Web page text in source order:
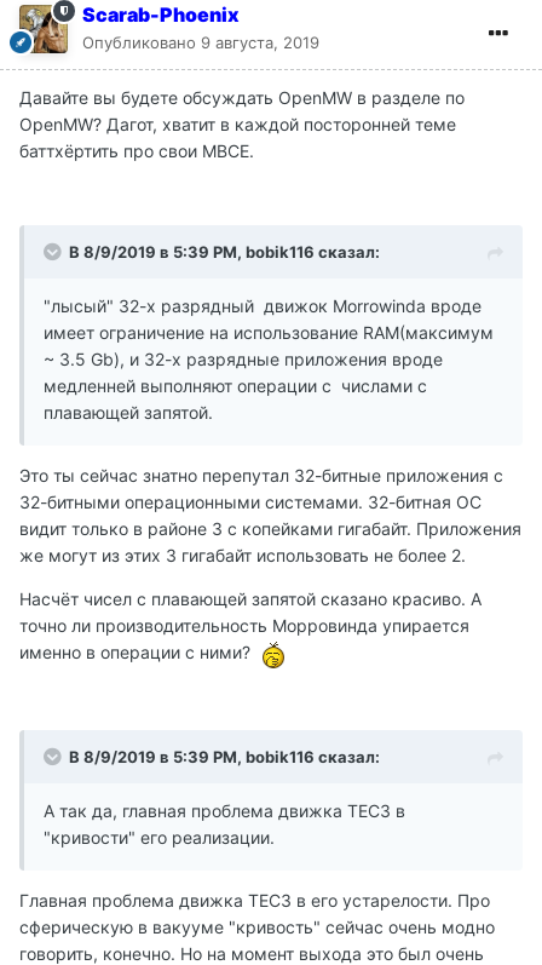
Scarab-Phoenix
Опубликовано 9 августа, 2019
Давайте вы будете обсуждать OpenMW в разделе по
OpenMW? Дагот, хватит в каждой посторонней теме
баттхёртить про свои МВСЕ.
В 8/9/2019 в 5:39 PM, bobik116 сказал:
"лысый" 32-х разрядный движок Morrowindа вроде
имеет ограничение на использование RAM(максимум
~ 3.5 Gb), и 32-х разрядные приложения вроде
медленней выполняют операции с числами с
плавающей запятой.
Это ты сейчас знатно перепутал 32-битные приложения с
32-битными операционными системами. 32-битная ОС
видит только в районе 3 с копейками гигабайт. Приложения
же могут из этих 3 гигабайт использовать не более 2.
Насчёт чисел с плавающей запятой сказано красиво. А
точно ли производительность Морровинда упирается
именно в операции с ними?
В 8/9/2019 в 5:39 PM, bobik116 сказал:
А так да, главная проблема движка ТЕС3 в
"кривости" его реализации.
Главная проблема движка ТЕС3 в его устарелости. Про
сферическую в вакууме "кривость" сейчас очень модно
говорить, конечно. Но на момент выхода это был очень